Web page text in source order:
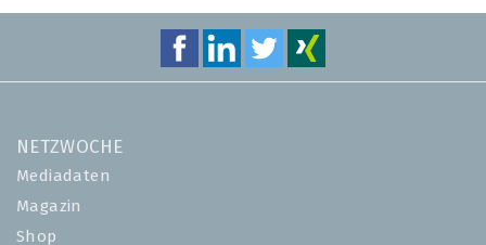
NETZWOCHE
Mediadaten
Magazin
Shop